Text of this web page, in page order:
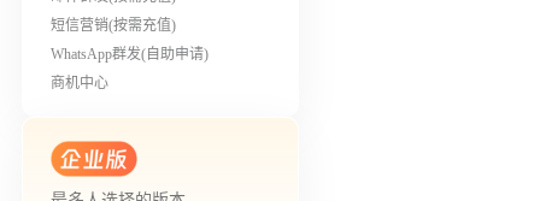
短信营销(按需充值)
WhatsApp群发(自助申请)
商机中心